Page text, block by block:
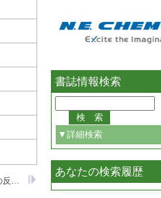
コア-シェル構造を持つカプセル型触媒の反応特性
書誌情報検索
▼詳細検索
あなたの検索履歴